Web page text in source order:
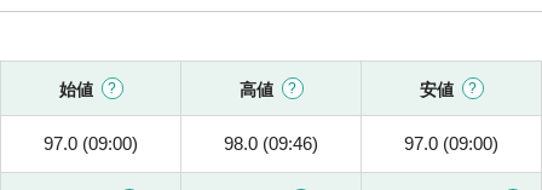
始値 高値 安値
97.0 (09:00) 98.0 (09:46) 97.0 (09:00)